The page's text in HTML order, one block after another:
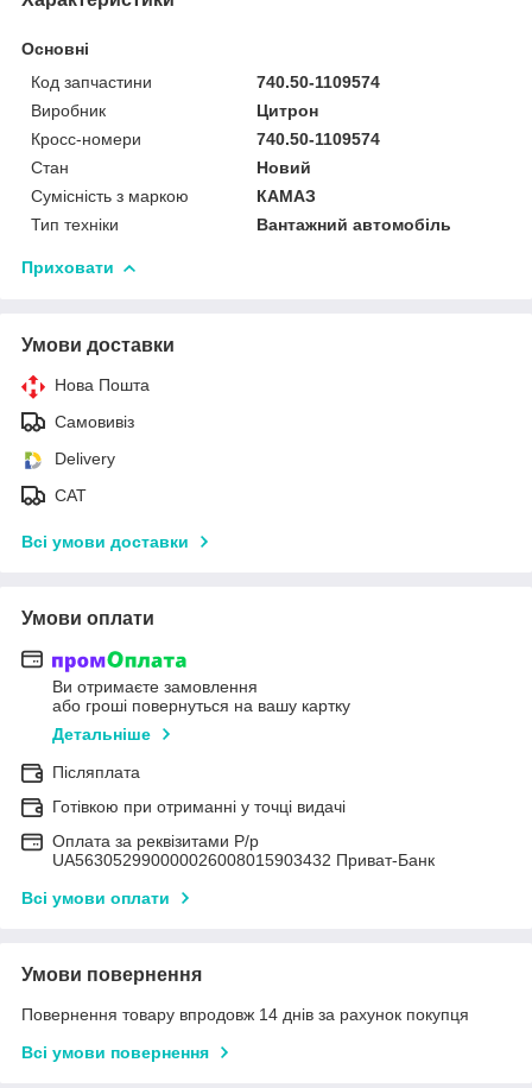
Основні
Код запчастини
740.50-1109574
Виробник
Цитрон
Кросс-номери
740.50-1109574
Стан
Новий
Сумісність з маркою
КАМАЗ
Тип техніки
Вантажний автомобіль
Приховати
Умови доставки
Нова Пошта
Самовивіз
Delivery
САТ
Всі умови доставки
Умови оплати
Ви отримаєте замовлення
або гроші повернуться на вашу картку
Детальніше
Післяплата
Готівкою при отриманні у точці видачі
Оплата за реквізитами Р/р
UA563052990000026008015903432 Приват-Банк
Всі умови оплати
Умови повернення
Повернення товару впродовж 14 днів за рахунок покупця
Всі умови повернення